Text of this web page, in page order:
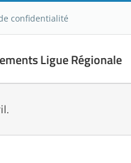
confidentialité
Ligue Régionale